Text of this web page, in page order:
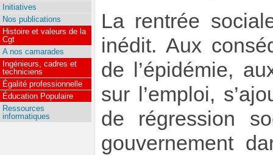
La rentrée
inédit. Aux
de l’épidémie,
sur l’emploi,
de régression
gouvernement
Initiatives
Nos publications
Histoire et valeurs de la
Cgt
A nos camarades
Ingénieurs, cadres et
techniciens
Égalité professionnelle
Éducation Populaire
Ressources
informatiques